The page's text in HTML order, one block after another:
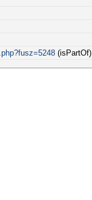
(isPartOf)